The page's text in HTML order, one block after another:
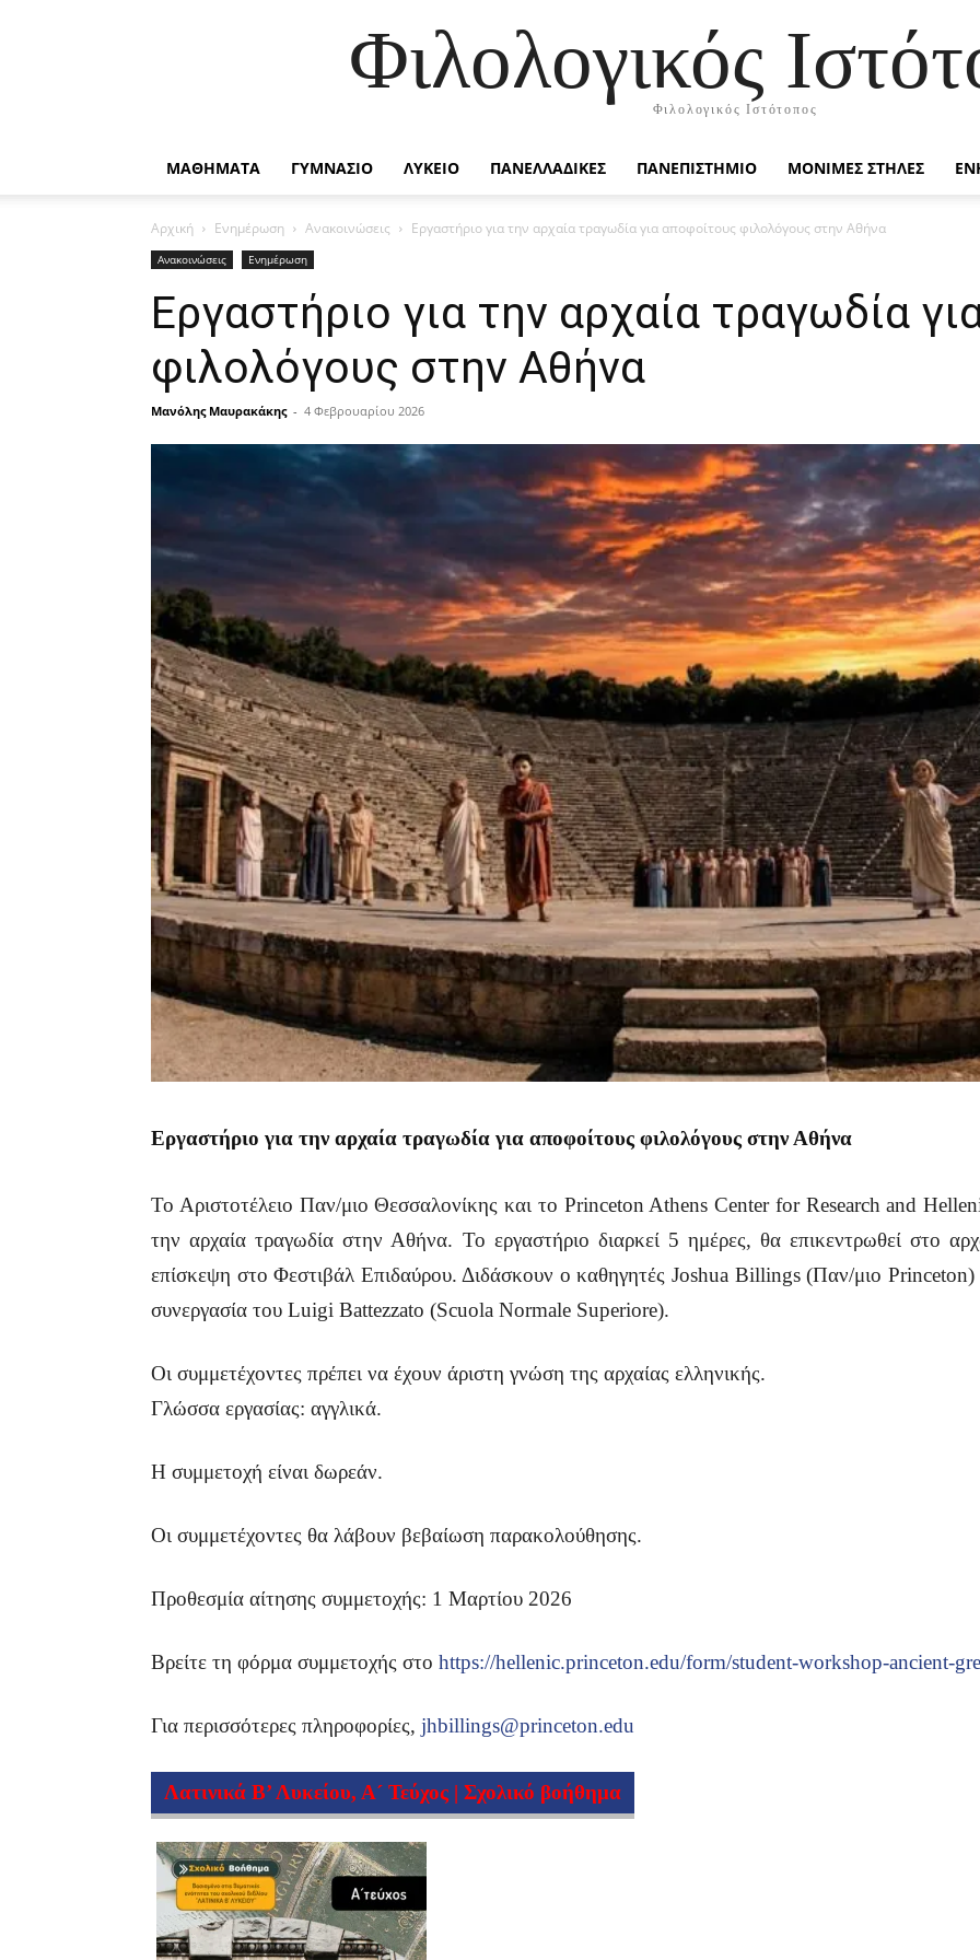
Φιλολογικός
Φιλολογικός Ιστότοπος
ΜΑΘΗΜΑΤΑ ΓΥΜΝΑΣΙΟ ΛΥΚΕΙΟ ΠΑΝΕΛΛΑΔΙΚΕΣ ΠΑΝΕΠΙΣΤΗΜΙΟ ΜΟΝΙΜΕΣ ΣΤΗΛΕΣ
Αρχική Ενημέρωση Ανακοινώσεις Εργαστήριο για την αρχαία τραγωδία για αποφοίτους φιλολόγους στην Αθήνα
Ανακοινώσεις Ενημέρωση
Εργαστήριο για την αρχαία τραγωδία
φιλολόγους στην Αθήνα
Μανόλης Μαυρακάκης - 4 Φεβρουαρίου 2026
Εργαστήριο για την αρχαία τραγωδία για αποφοίτους φιλολόγους στην Αθήνα
Το Αριστοτέλειο Παν/μιο Θεσσαλονίκης και το Princeton Athens Center for Research and
την αρχαία τραγωδία στην Αθήνα. Το εργαστήριο διαρκεί 5 ημέρες, θα επικεντρωθεί στο
επίσκεψη στο Φεστιβάλ Επιδαύρου. Διδάσκουν ο καθηγητές Joshua Billings (Παν/μιο
συνεργασία του Luigi Battezzato (Scuola Normale Superiore).
Οι συμμετέχοντες πρέπει να έχουν άριστη γνώση της αρχαίας ελληνικής.
Γλώσσα εργασίας: αγγλικά.
Η συμμετοχή είναι δωρεάν.
Οι συμμετέχοντες θα λάβουν βεβαίωση παρακολούθησης.
Προθεσμία αίτησης συμμετοχής: 1 Μαρτίου 2026
Βρείτε τη φόρμα συμμετοχής στο https://hellenic.princeton.edu/form/student-workshop-ancient-
Για περισσότερες πληροφορίες, jhbillings@princeton.edu
Λατινικά Β’ Λυκείου, Α´ Τεύχος | Σχολικό βοήθημα